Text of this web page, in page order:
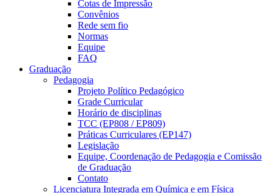
Cotas de Impressão
Convênios
Rede sem fio
Normas
Equipe
FAQ
Graduação
Pedagogia
Projeto Político Pedagógico
Grade Curricular
Horário de disciplinas
TCC (EP808 / EP809)
Práticas Curriculares (EP147)
Legislação
Equipe, Coordenação de Pedagogia e Comissão
de Graduação
Contato
Licenciatura Integrada em Química e em Física